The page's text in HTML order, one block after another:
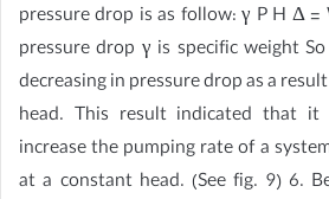
pressure drop is as follow: γ P H Δ
pressure drop γ is specific weight
decreasing in pressure drop as a
head. This result indicated that
increase the pumping rate of a
at a constant head. (See fig. 9) 6.